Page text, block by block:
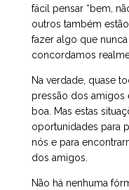
fácil pensar “bem,
outros também
fazer algo que
concordamos
Na verdade, quase
pressão dos amigos
boa. Mas estas
oportunidades para
nós e para
dos amigos.
Não há nenhuma